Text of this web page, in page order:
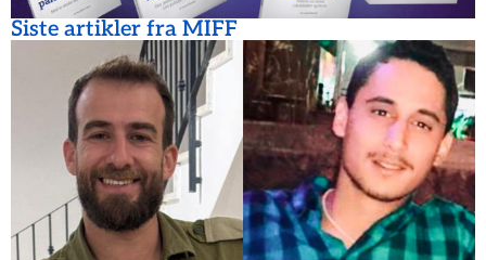
Siste artikler fra MIFF